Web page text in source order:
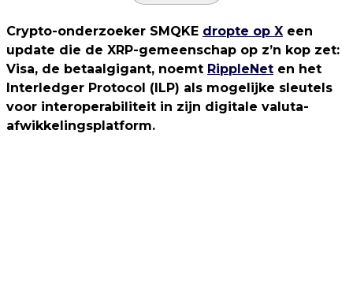
Crypto-onderzoeker SMQKE dropte op X een
update die de XRP-gemeenschap op z’n kop zet:
Visa, de betaalgigant, noemt RippleNet en het
Interledger Protocol (ILP) als mogelijke sleutels
voor interoperabiliteit in zijn digitale valuta-
afwikkelingsplatform.